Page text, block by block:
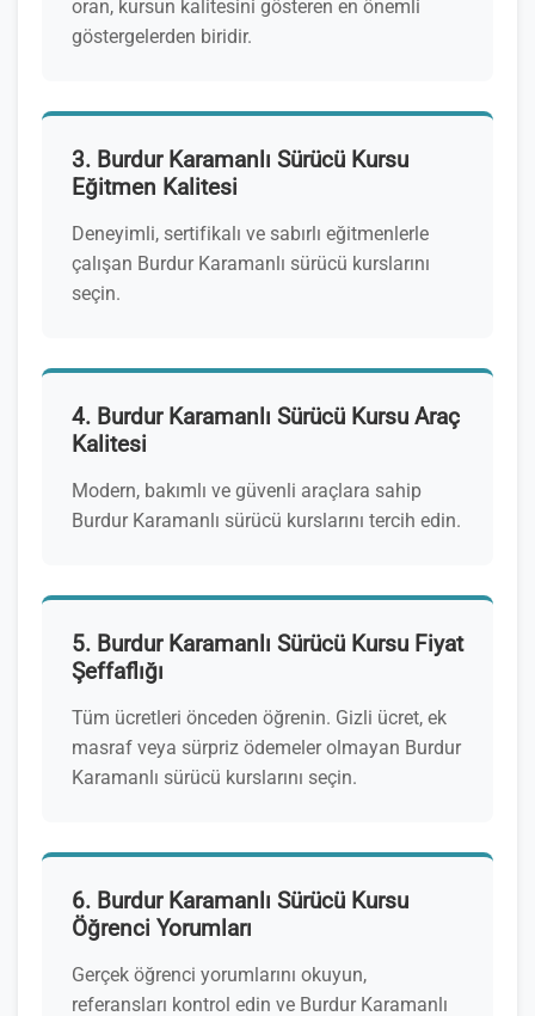
oran, kursun kalitesini gösteren en önemli
göstergelerden biridir.
3. Burdur Karamanlı Sürücü Kursu
Eğitmen Kalitesi
Deneyimli, sertifikalı ve sabırlı eğitmenlerle
çalışan Burdur Karamanlı sürücü kurslarını
seçin.
4. Burdur Karamanlı Sürücü Kursu Araç
Kalitesi
Modern, bakımlı ve güvenli araçlara sahip
Burdur Karamanlı sürücü kurslarını tercih edin.
5. Burdur Karamanlı Sürücü Kursu Fiyat
Şeffaflığı
Tüm ücretleri önceden öğrenin. Gizli ücret, ek
masraf veya sürpriz ödemeler olmayan Burdur
Karamanlı sürücü kurslarını seçin.
6. Burdur Karamanlı Sürücü Kursu
Öğrenci Yorumları
Gerçek öğrenci yorumlarını okuyun,
referansları kontrol edin ve Burdur Karamanlı